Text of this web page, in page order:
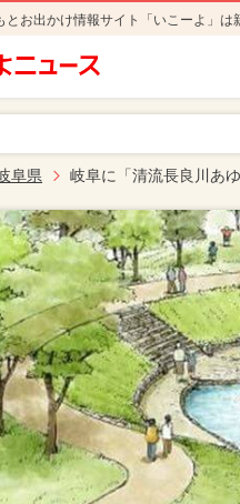
とお出かけ情報サイト「いこーよ」は
阜県 岐阜に「清流長良川あ